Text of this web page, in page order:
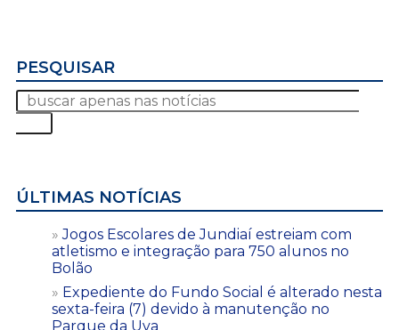
PESQUISAR
ÚLTIMAS NOTÍCIAS
Jogos Escolares de Jundiaí estreiam com
atletismo e integração para 750 alunos no
Bolão
Expediente do Fundo Social é alterado nesta
sexta-feira (7) devido à manutenção no
Parque da Uva